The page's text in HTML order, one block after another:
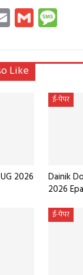
EmailGmail
Like
2026
ई-पेपर
Dainik
2026
ई-पेपर